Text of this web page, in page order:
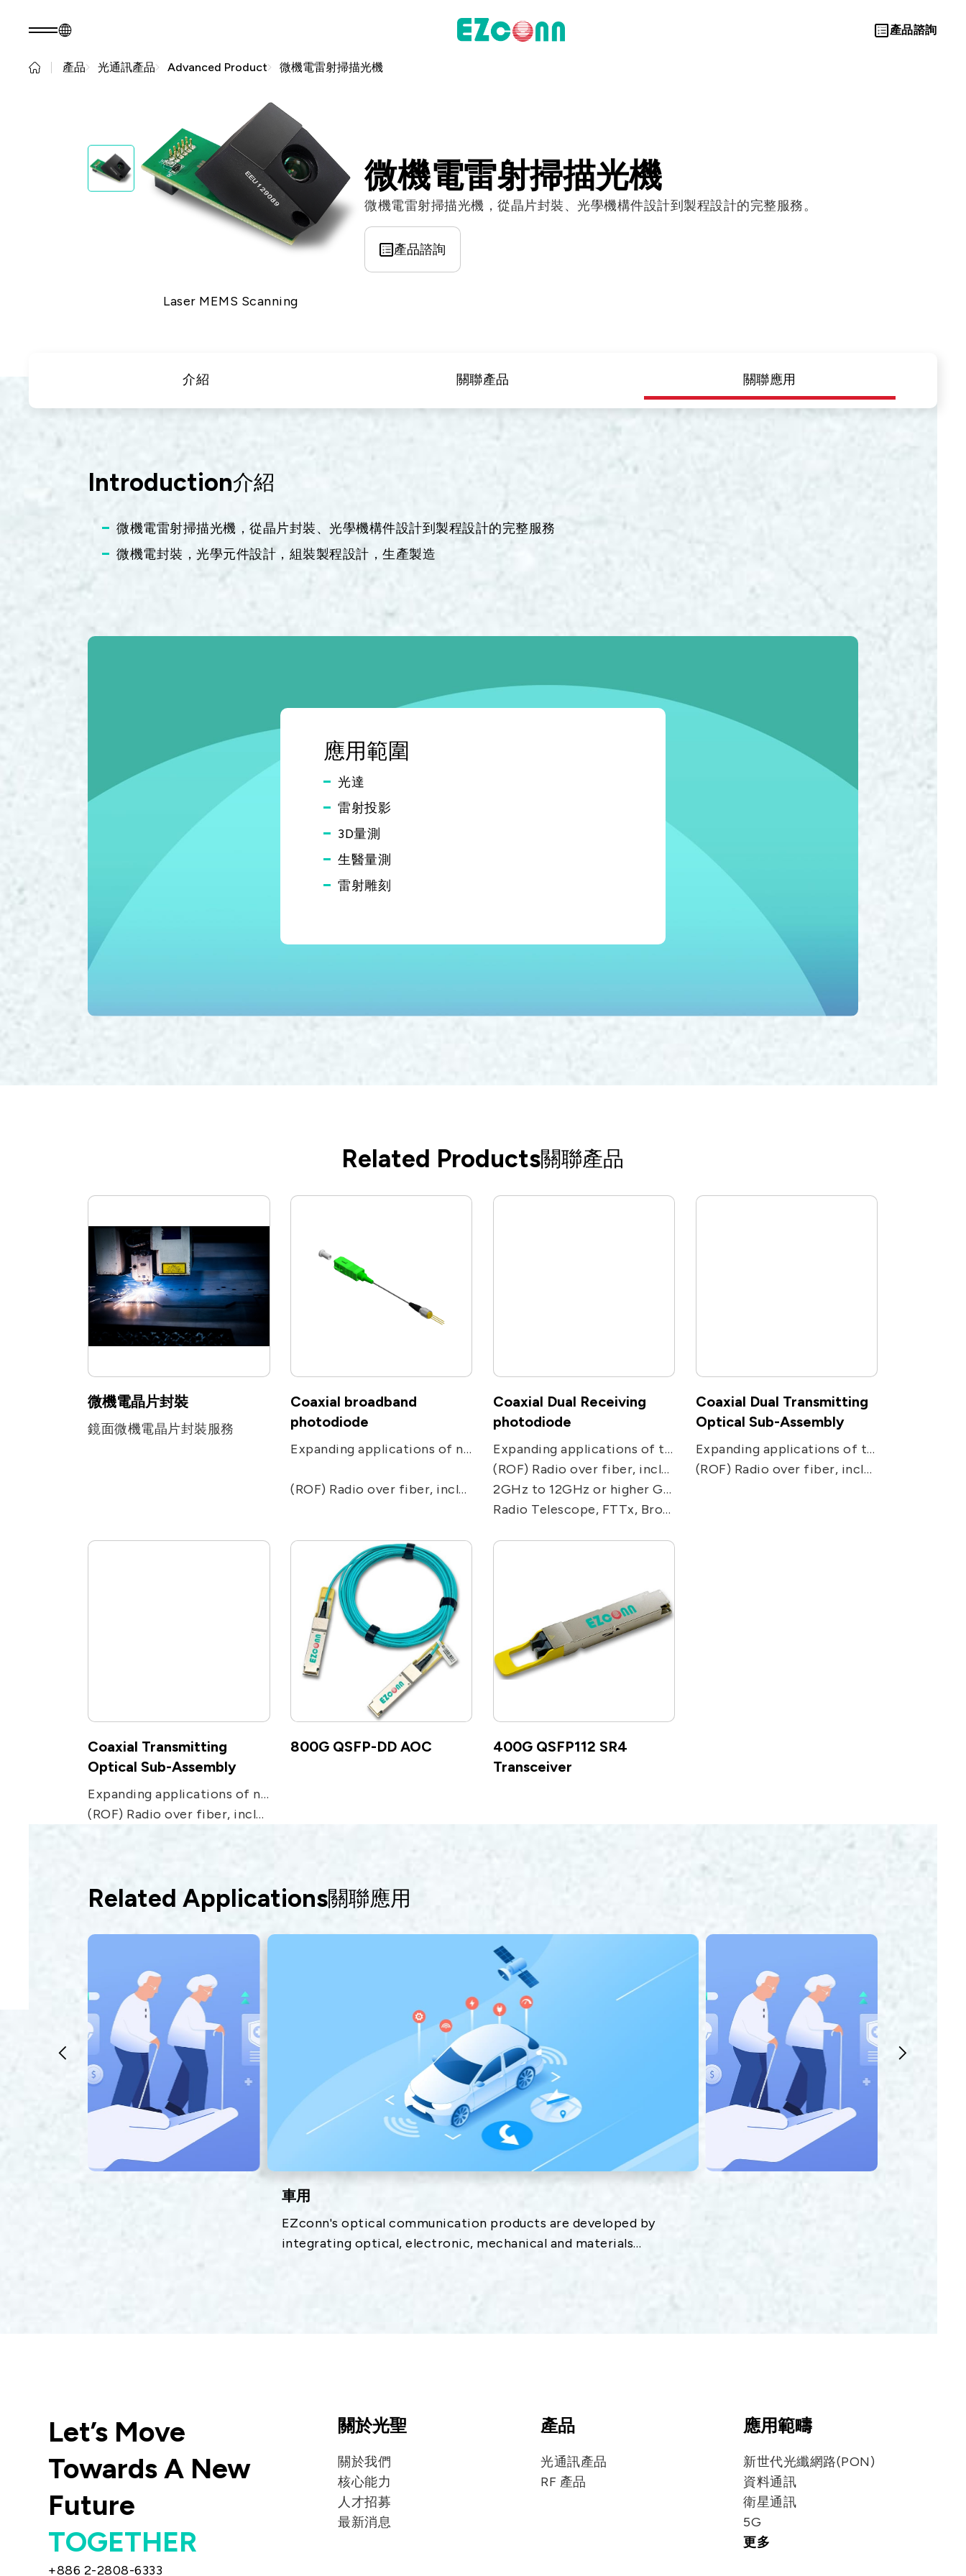
產品諮詢
核心能力
人才招募
最新消息
永續發展
永續實踐
公司治理
利害關係人
問卷調查表單
永續報告書
股東專區
聯絡諮詢
應用範疇
(PON)
航太
寬頻
Towards A
聯絡我們
+886 2-2808-6333
產品 光通訊產品 Advanced Product 微機電雷射掃描光機
Laser MEMS Scanning
微機電雷射掃描光機
微機電雷射掃描光機，從晶片封裝、光學機構件設計到製程設計的完整服務。
產品諮詢
介紹 關聯產品 關聯應用
Introduction介紹
微機電雷射掃描光機，從晶片封裝、光學機構件設計到製程設計的完整服務
微機電封裝，光學元件設計，組裝製程設計，生產製造
應用範圍
光達
雷射投影
3D量測
生醫量測
雷射雕刻
Related Products關聯產品
微機電晶片封裝
鏡面微機電晶片封裝服務
Coaxial broadband
photodiode
Expanding applications of networks. Used in receiving applications, including CATV, PON, FTTC and FTTH receivers.
(ROF) Radio over fiber, including remote antenna, Electronic Warfare, radar, military and satcom communications, and radio telescope.
Coaxial Dual Receiving
photodiode
Expanding applications of two-way communications networks. Used in two-receiving ways applications, including CATV, PON, FTTC and FTTH receivers.
(ROF) Radio over fiber, including remote antenna, Electronic Warfare, radar, military and satcom communications, and radio telescope.
2GHz to 12GHz or higher GHz
Radio Telescope, FTTx, Broadband Video
Coaxial Dual Transmitting
Optical Sub-Assembly
Expanding applications of two-way communications networks. Used in two-transmission ways applications, including CATV, PON, FTTC and FTTH receivers.
(ROF) Radio over fiber, including remote antenna, Electronic Warfare, radar, military and satcom communications, and radio telescope.
Coaxial Transmitting
Optical Sub-Assembly
Expanding applications of networks. Used in transmission applications, including CATV, PON, FTTC and FTTH receivers.
(ROF) Radio over fiber, including remote antenna, Electronic Warfare, radar, military and satcom communications, and radio telescope.
800G QSFP-DD AOC
400G QSFP112 SR4
Transceiver
Related Applications關聯應用
Let’s Move
Towards A New
Future
TOGETHER
+886 2-2808-6333
關於光聖
關於我們
核心能力
人才招募
最新消息
產品
光通訊產品
RF 產品
應用範疇
新世代光纖網路(PON)
資料通訊
衛星通訊
5G
更多